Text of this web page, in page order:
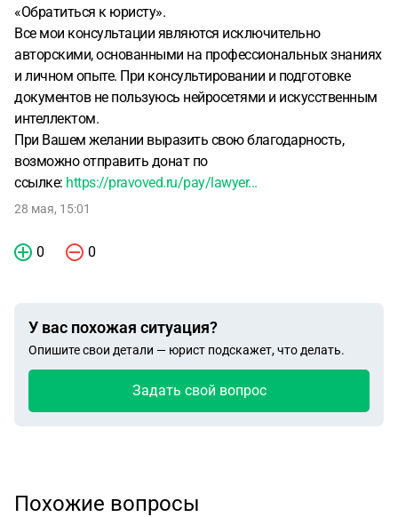
«Обратиться к юристу».
Все мои консультации являются исключительно
авторскими, основанными на профессиональных знаниях
и личном опыте. При консультировании и подготовке
документов не пользуюсь нейросетями и искусственным
интеллектом.
При Вашем желании выразить свою благодарность,
возможно отправить донат по
ссылке: https://pravoved.ru/pay/lawyer...
28 мая, 15:01
0 0
У вас похожая ситуация?
Опишите свои детали — юрист подскажет, что делать.
Задать свой вопрос
Похожие вопросы